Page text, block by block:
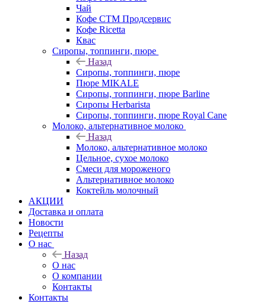
Чай
Кофе СТМ Продсервис
Кофе Ricetta
Квас
Сиропы, топпинги, пюре
Назад
Сиропы, топпинги, пюре
Пюре MIKALE
Сиропы, топпинги, пюре Barline
Сиропы Herbarista
Сиропы, топпинги, пюре Royal Cane
Молоко, альтернативное молоко
Назад
Молоко, альтернативное молоко
Цельное, сухое молоко
Смеси для мороженого
Альтернативное молоко
Коктейль молочный
АКЦИИ
Доставка и оплата
Новости
Рецепты
О нас
Назад
О нас
О компании
Контакты
Контакты